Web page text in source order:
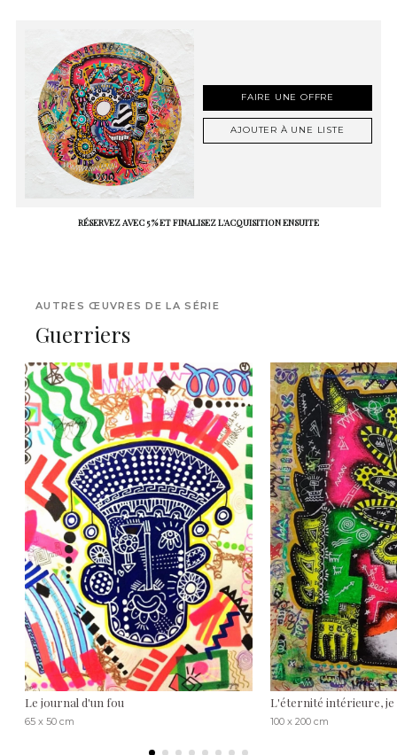
FAIRE UNE OFFRE
AJOUTER À UNE LISTE
RÉSERVEZ AVEC 5 % ET FINALISEZ L'ACQUISITION ENSUITE
AUTRES ŒUVRES DE LA SÉRIE
Guerriers
Le journal d'un fou
65 x 50 cm
L'éternité intérieure, je
100 x 200 cm